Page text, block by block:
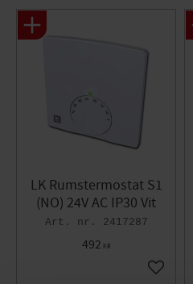
LK Rumstermostat S1
(NO) 24V AC IP30 Vit
2417287
492 KR
Lägg